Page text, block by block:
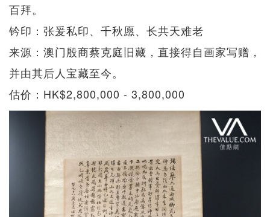
百拜。
钤印：张爰私印、千秋愿、长共天难老
来源：澳门殷商蔡克庭旧藏，直接得自画家写赠，
并由其后人宝藏至今。
估价：HK$2,800,000 - 3,800,000